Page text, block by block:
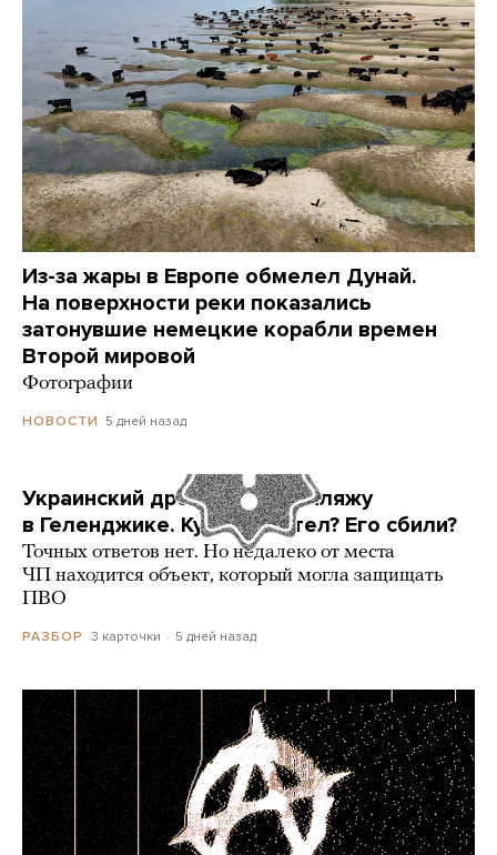
Из-за жары в Европе обмелел Дунай.
На поверхности реки показались
затонувшие немецкие корабли времен
Второй мировой
Фотографии
НОВОСТИ 5 дней назад
Украинский дрон попал по пляжу
в Геленджике. Куда он летел? Его сбили?
Точных ответов нет. Но недалеко от места
ЧП находится объект, который могла защищать
ПВО
РАЗБОР 3 карточки 5 дней назад